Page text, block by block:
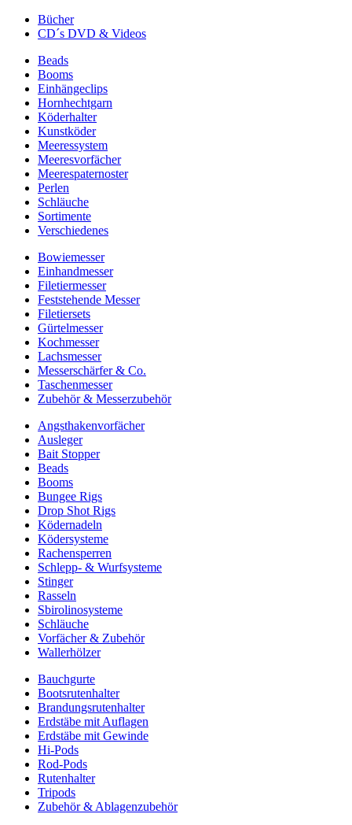
Bücher
CD´s DVD & Videos
Beads
Booms
Einhängeclips
Hornhechtgarn
Köderhalter
Kunstköder
Meeressystem
Meeresvorfächer
Meerespaternoster
Perlen
Schläuche
Sortimente
Verschiedenes
Bowiemesser
Einhandmesser
Filetiermesser
Feststehende Messer
Filetiersets
Gürtelmesser
Kochmesser
Lachsmesser
Messerschärfer & Co.
Taschenmesser
Zubehör & Messerzubehör
Angsthakenvorfächer
Ausleger
Bait Stopper
Beads
Booms
Bungee Rigs
Drop Shot Rigs
Ködernadeln
Ködersysteme
Rachensperren
Schlepp- & Wurfsysteme
Stinger
Rasseln
Sbirolinosysteme
Schläuche
Vorfächer & Zubehör
Wallerhölzer
Bauchgurte
Bootsrutenhalter
Brandungsrutenhalter
Erdstäbe mit Auflagen
Erdstäbe mit Gewinde
Hi-Pods
Rod-Pods
Rutenhalter
Tripods
Zubehör & Ablagenzubehör